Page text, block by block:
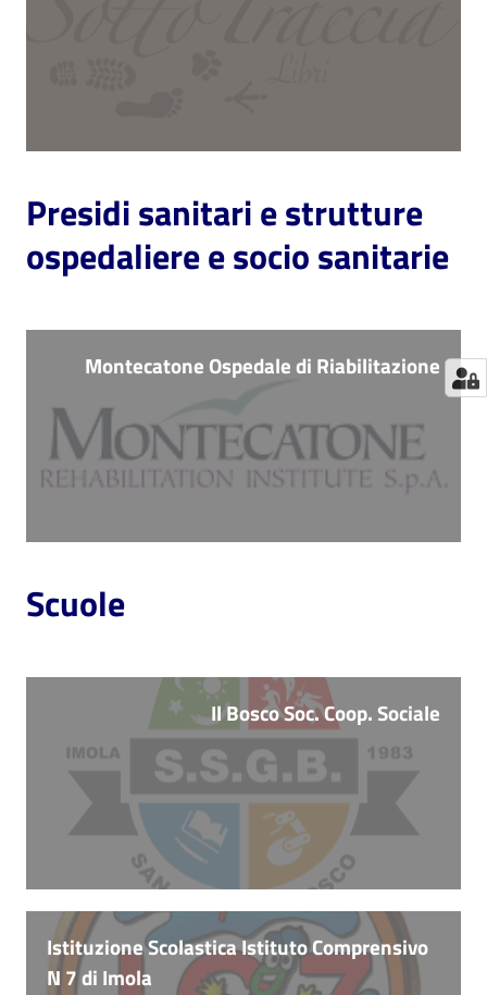
Presidi sanitari e strutture
ospedaliere e socio sanitarie
Montecatone Ospedale di Riabilitazione
Scuole
Il Bosco Soc. Coop. Sociale
Istituzione Scolastica Istituto Comprensivo
N 7 di Imola